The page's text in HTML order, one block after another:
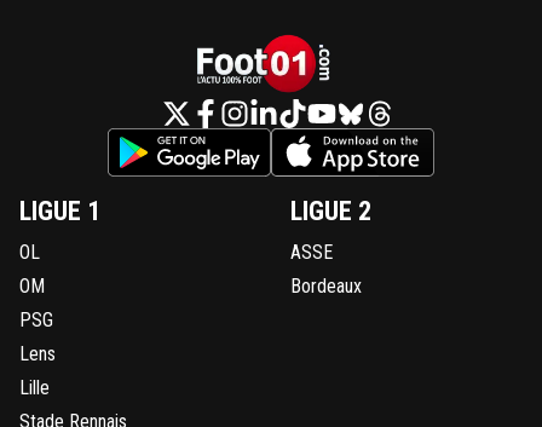
LIGUE 1
OL
OM
PSG
Lens
Lille
Stade Rennais
LIGUE 2
ASSE
Bordeaux